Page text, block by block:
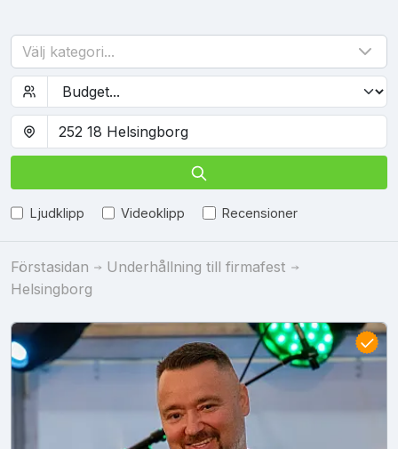
Välj kategori...
Ljudklipp Videoklipp Recensioner
Förstasidan
Underhållning till firmafest
Helsingborg